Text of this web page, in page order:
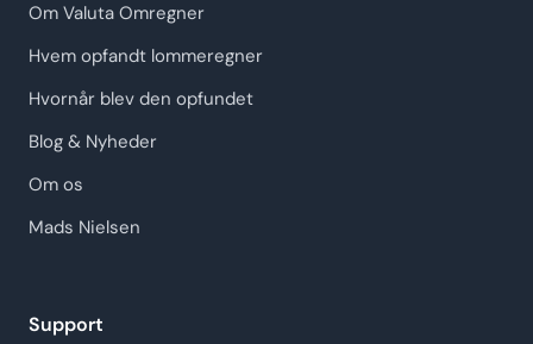
Om Valuta Omregner
Hvem opfandt lommeregner
Hvornår blev den opfundet
Blog & Nyheder
Om os
Mads Nielsen
Support